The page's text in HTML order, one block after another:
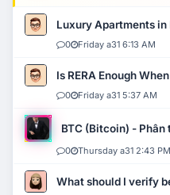
Luxury Apartments
0 Friday a31 6:13 AM
Is RERA Enough
0 Friday a31 5:37 AM
BTC (Bitcoin) -
0 Thursday a31 2:43 PM
What should I verify